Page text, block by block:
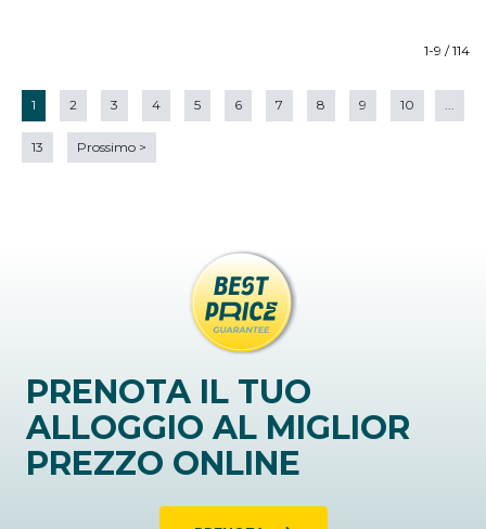
1-9 / 114
1 2 3 4 5 6 7 8 9 10 ...
13 Prossimo >
PRENOTA IL TUO
ALLOGGIO AL MIGLIOR
PREZZO ONLINE